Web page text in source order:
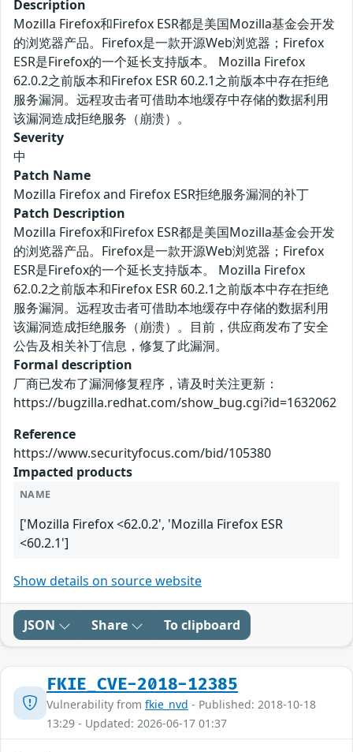
Description
Mozilla Firefox和Firefox ESR都是美国Mozilla基金会开发
的浏览器产品。Firefox是一款开源Web浏览器；Firefox
ESR是Firefox的一个延长支持版本。 Mozilla Firefox
62.0.2之前版本和Firefox ESR 60.2.1之前版本中存在拒绝
服务漏洞。远程攻击者可借助本地缓存中存储的数据利用
该漏洞造成拒绝服务（崩溃）。
Severity
中
Patch Name
Mozilla Firefox and Firefox ESR拒绝服务漏洞的补丁
Patch Description
Mozilla Firefox和Firefox ESR都是美国Mozilla基金会开发
的浏览器产品。Firefox是一款开源Web浏览器；Firefox
ESR是Firefox的一个延长支持版本。 Mozilla Firefox
62.0.2之前版本和Firefox ESR 60.2.1之前版本中存在拒绝
服务漏洞。远程攻击者可借助本地缓存中存储的数据利用
该漏洞造成拒绝服务（崩溃）。目前，供应商发布了安全
公告及相关补丁信息，修复了此漏洞。
Formal description
厂商已发布了漏洞修复程序，请及时关注更新：
https://bugzilla.redhat.com/show_bug.cgi?id=1632062
Reference
https://www.securityfocus.com/bid/105380
Impacted products
NAME
['Mozilla Firefox <62.0.2', 'Mozilla Firefox ESR
<60.2.1']
Show details on source website
JSON Share To clipboard
FKIE_CVE-2018-12385
Vulnerability from fkie_nvd - Published: 2018-10-18
13:29 - Updated: 2026-06-17 01:37